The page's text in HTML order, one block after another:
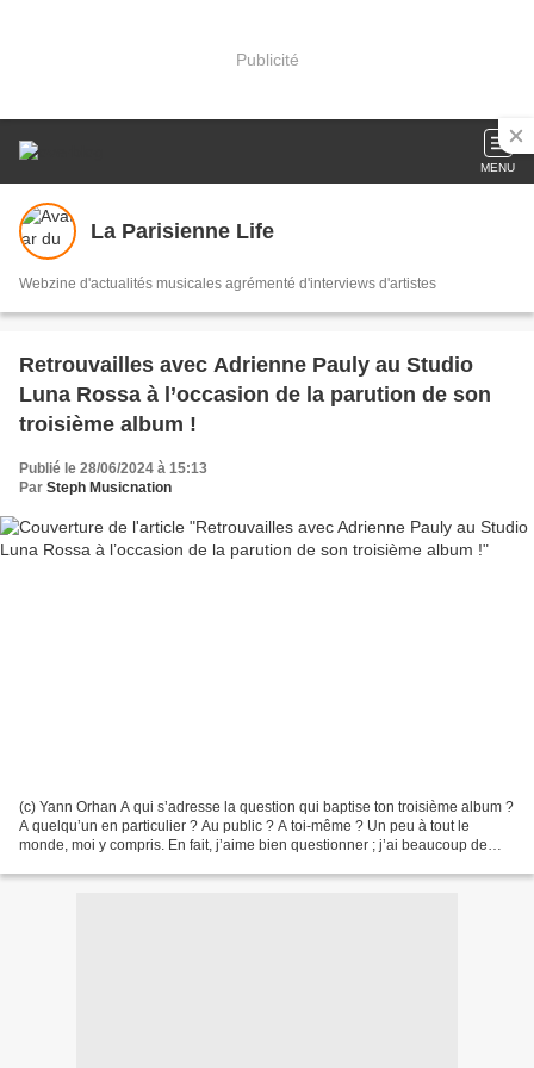
Publicité
MENU
La Parisienne Life
Webzine d'actualités musicales agrémenté d'interviews d'artistes
Retrouvailles avec Adrienne Pauly au Studio
Luna Rossa à l’occasion de la parution de son
troisième album !
Publié le 28/06/2024 à 15:13
Par Steph Musicnation
(c) Yann Orhan A qui s’adresse la question qui baptise ton troisième album ?
A quelqu’un en particulier ? Au public ? A toi-même ? Un peu à tout le
monde, moi y compris. En fait, j’aime bien questionner ; j’ai beaucoup de